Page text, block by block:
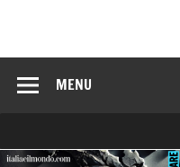
MENU